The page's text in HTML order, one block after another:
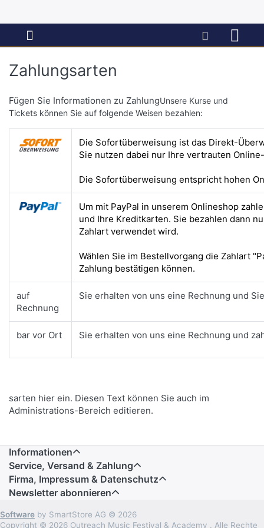
Zahlungsarten
Fügen Sie Informationen zu ZahlungUnsere Kurse und
Tickets können Sie auf folgende Weisen bezahlen:
Die Sofortüberweisung ist das Direkt-
Sie nutzen dabei nur Ihre vertrauten
Die Sofortüberweisung entspricht hohen
Um mit PayPal in unserem Onlineshop
und Ihre Kreditkarten. Sie bezahlen dann
Zahlart verwendet wird.
Wählen Sie im Bestellvorgang die Zahlart
Zahlung bestätigen können.
auf
Rechnung
Sie erhalten von uns eine Rechnung und
bar vor Ort Sie erhalten von uns eine Rechnung und
sarten hier ein. Diesen Text können Sie auch im
Administrations-Bereich editieren.
Informationen
Service, Versand & Zahlung
Firma, Impressum & Datenschutz
Newsletter abonnieren
Software by SmartStore AG © 2026
Copyright © 2026 Outreach Music Festival & Academy . Alle Rechte